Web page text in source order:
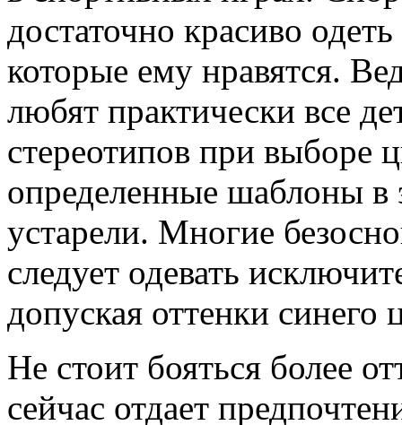
достаточно красиво
которые ему нравятся.
любят практически все
стереотипов при выборе
определенные шаблоны в
устарели. Многие
следует одевать
допуская оттенки синего
Не стоит бояться более
сейчас отдает